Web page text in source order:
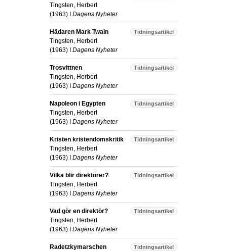
Tingsten, Herbert
(1963) I Dagens Nyheter
Tidningsartikel
Hädaren Mark Twain
Tingsten, Herbert
(1963) I Dagens Nyheter
Tidningsartikel
Trosvittnen
Tingsten, Herbert
(1963) I Dagens Nyheter
Tidningsartikel
Napoleon i Egypten
Tingsten, Herbert
(1963) I Dagens Nyheter
Tidningsartikel
Kristen kristendomskritik
Tingsten, Herbert
(1963) I Dagens Nyheter
Tidningsartikel
Vilka blir direktörer?
Tingsten, Herbert
(1963) I Dagens Nyheter
Tidningsartikel
Vad gör en direktör?
Tingsten, Herbert
(1963) I Dagens Nyheter
Tidningsartikel
Radetzkymarschen